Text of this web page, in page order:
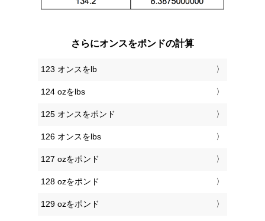
さらにオンスをポンドの計算
123 オンスをlb
124 ozをlbs
125 オンスをポンド
126 オンスをlbs
127 ozをポンド
128 ozをポンド
129 ozをポンド